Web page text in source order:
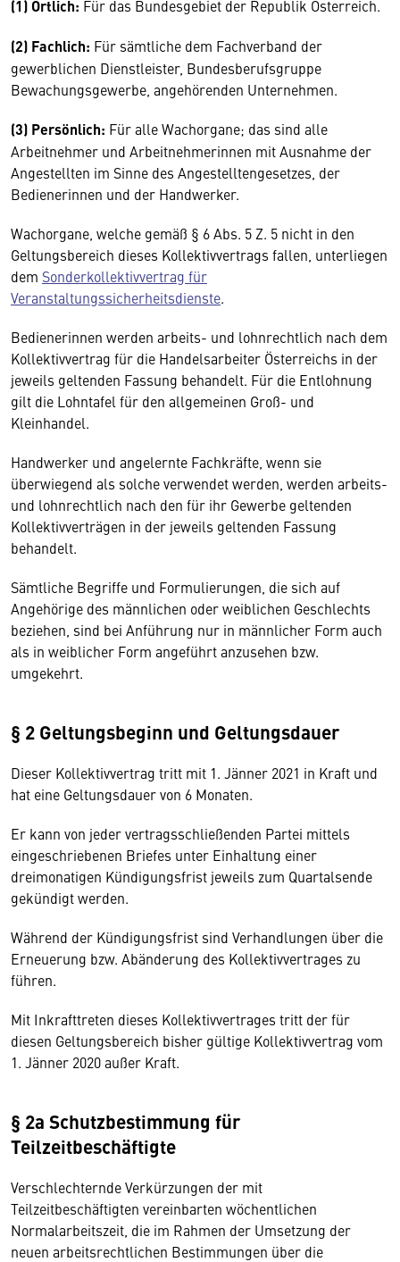
(1) Örtlich: Für das Bundesgebiet der Republik Österreich.
(2) Fachlich: Für sämtliche dem Fachverband der
gewerblichen Dienstleister, Bundesberufsgruppe
Bewachungsgewerbe, angehörenden Unternehmen.
(3) Persönlich: Für alle Wachorgane; das sind alle
Arbeitnehmer und Arbeitnehmerinnen mit Ausnahme der
Angestellten im Sinne des Angestelltengesetzes, der
Bedienerinnen und der Handwerker.
Wachorgane, welche gemäß § 6 Abs. 5 Z. 5 nicht in den
Geltungsbereich dieses Kollektivvertrags fallen, unterliegen
dem Sonderkollektivvertrag für
Veranstaltungssicherheitsdienste.
Bedienerinnen werden arbeits- und lohnrechtlich nach dem
Kollektivvertrag für die Handelsarbeiter Österreichs in der
jeweils geltenden Fassung behandelt. Für die Entlohnung
gilt die Lohntafel für den allgemeinen Groß- und
Kleinhandel.
Handwerker und angelernte Fachkräfte, wenn sie
überwiegend als solche verwendet werden, werden arbeits-
und lohnrechtlich nach den für ihr Gewerbe geltenden
Kollektivverträgen in der jeweils geltenden Fassung
behandelt.
Sämtliche Begriffe und Formulierungen, die sich auf
Angehörige des männlichen oder weiblichen Geschlechts
beziehen, sind bei Anführung nur in männlicher Form auch
als in weiblicher Form angeführt anzusehen bzw.
umgekehrt.
§ 2 Geltungsbeginn und Geltungsdauer
Dieser Kollektivvertrag tritt mit 1. Jänner 2021 in Kraft und
hat eine Geltungsdauer von 6 Monaten.
Er kann von jeder vertragsschließenden Partei mittels
eingeschriebenen Briefes unter Einhaltung einer
dreimonatigen Kündigungsfrist jeweils zum Quartalsende
gekündigt werden.
Während der Kündigungsfrist sind Verhandlungen über die
Erneuerung bzw. Abänderung des Kollektivvertrages zu
führen.
Mit Inkrafttreten dieses Kollektivvertrages tritt der für
diesen Geltungsbereich bisher gültige Kollektivvertrag vom
1. Jänner 2020 außer Kraft.
§ 2a Schutzbestimmung für
Teilzeitbeschäftigte
Verschlechternde Verkürzungen der mit
Teilzeitbeschäftigten vereinbarten wöchentlichen
Normalarbeitszeit, die im Rahmen der Umsetzung der
neuen arbeitsrechtlichen Bestimmungen über die